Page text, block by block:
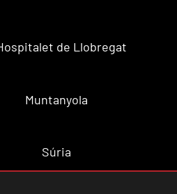
de Llobregat
Muntanyola
Súria